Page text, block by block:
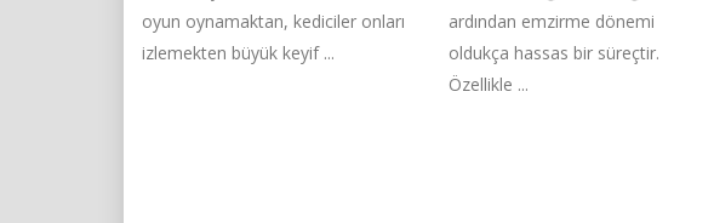
oyun oynamaktan, kediciler onları
izlemekten büyük keyif ...
ardından emzirme dönemi
oldukça hassas bir süreçtir.
Özellikle ...